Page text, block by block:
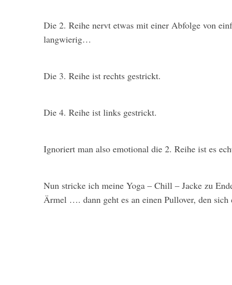
Die 2. Reihe nervt etwas mit einer Abfolge von
langwierig…
Die 3. Reihe ist rechts gestrickt.
Die 4. Reihe ist links gestrickt.
Ignoriert man also emotional die 2. Reihe ist es
Nun stricke ich meine Yoga – Chill – Jacke zu
Ärmel …. dann geht es an einen Pullover, den sich